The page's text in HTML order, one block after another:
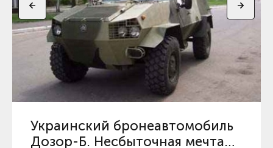
Украинский бронеавтомобиль
Дозор-Б. Несбыточная мечта